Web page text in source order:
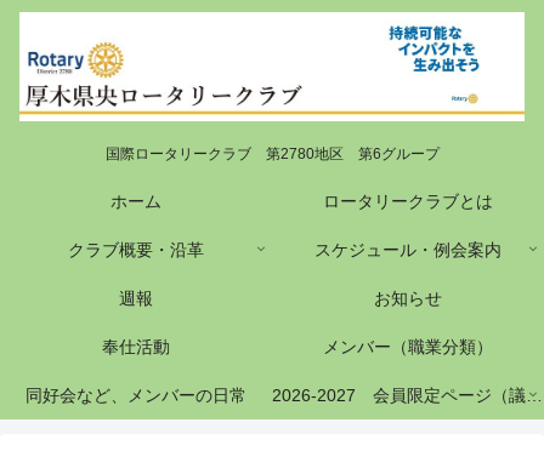
国際ロータリークラブ 第2780地区 第6グループ
ホーム ロータリークラブとは
クラブ概要・沿革 スケジュール・例会案内
週報 お知らせ
奉仕活動 メンバー（職業分類）
同好会など、メンバーの日常 2026-2027 会員限定ページ（議事録等）